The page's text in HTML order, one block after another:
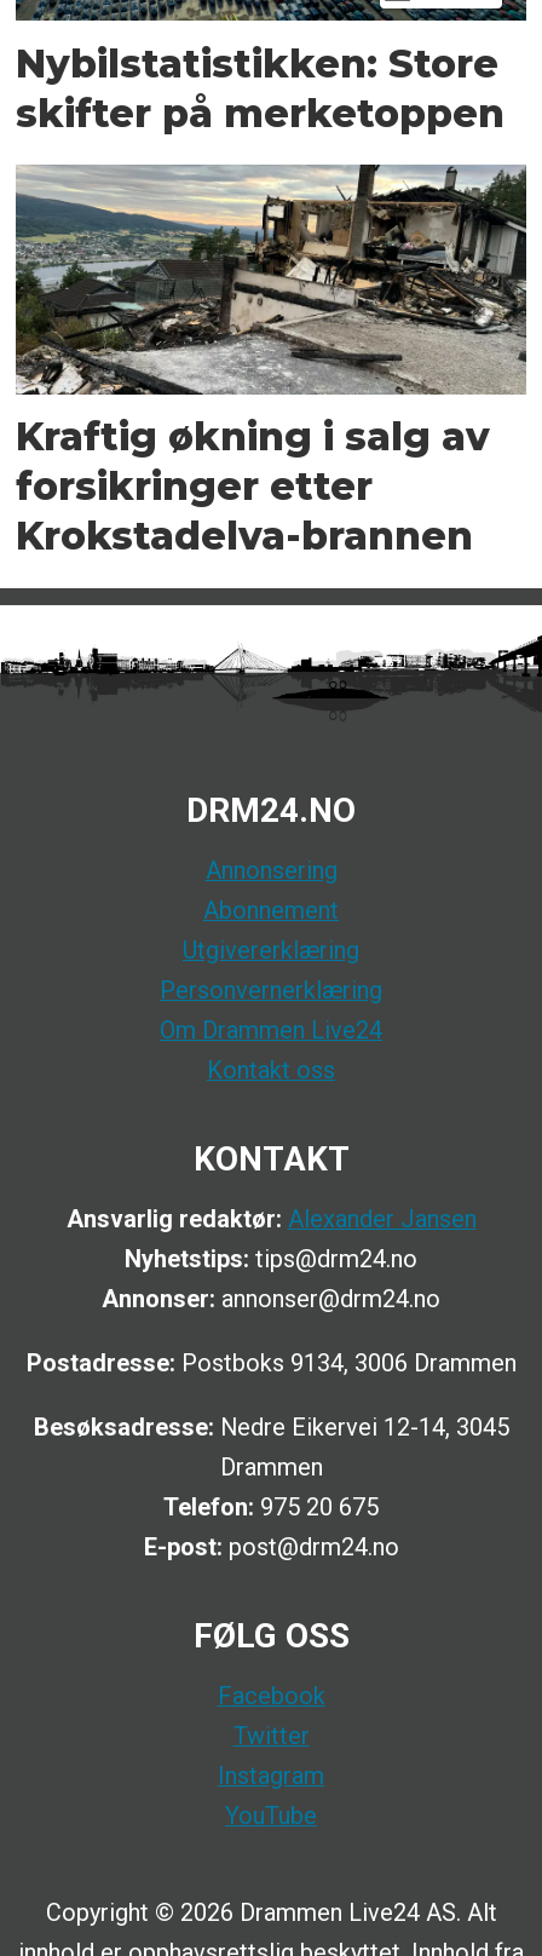
Nybilstatistikken: Store
skifter på merketoppen
Kraftig økning i salg av
forsikringer etter
Krokstadelva-brannen
DRM24.NO
Annonsering
Abonnement
Utgivererklæring
Personvernerklæring
Om Drammen Live24
Kontakt oss
KONTAKT
Ansvarlig redaktør: Alexander Jansen
Nyhetstips: tips@drm24.no
Annonser: annonser@drm24.no
Postadresse: Postboks 9134, 3006 Drammen
Besøksadresse: Nedre Eikervei 12-14, 3045
Drammen
Telefon: 975 20 675
E-post: post@drm24.no
FØLG OSS
Facebook
Twitter
Instagram
YouTube
Copyright © 2026 Drammen Live24 AS. Alt